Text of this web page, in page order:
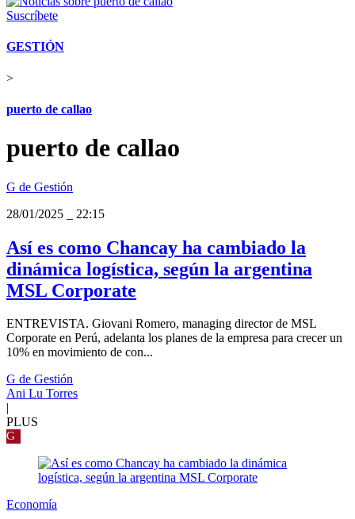
Suscríbete
GESTIÓN
>
puerto de callao
puerto de callao
G de Gestión
28/01/2025
22:15
Así es como Chancay ha cambiado la
dinámica logística, según la argentina
MSL Corporate
ENTREVISTA. Giovani Romero, managing director de MSL
Corporate en Perú, adelanta los planes de la empresa para crecer un
10% en movimiento de con...
G de Gestión
Ani Lu Torres
PLUS
G
Economía